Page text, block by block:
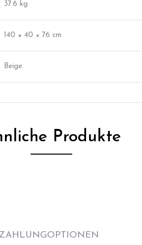
37.6 kg
140 × 40 × 76 cm
Beige
Produkte